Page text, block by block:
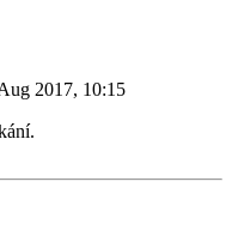
2017, 10:15